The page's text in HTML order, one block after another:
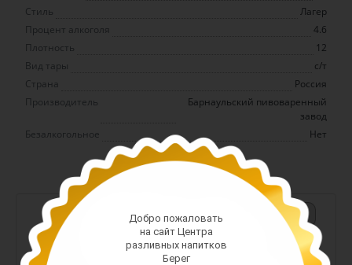
Стиль
Лагер
Процент алкоголя
4.6
Плотность
12
Вид тары
с/т
Страна
Россия
Производитель
Барнаульский пивоваренный
завод
Безалкогольное
Нет
+
Арт. 10990
Добро пожаловать
на сайт Центра
разливных напитков
Берег